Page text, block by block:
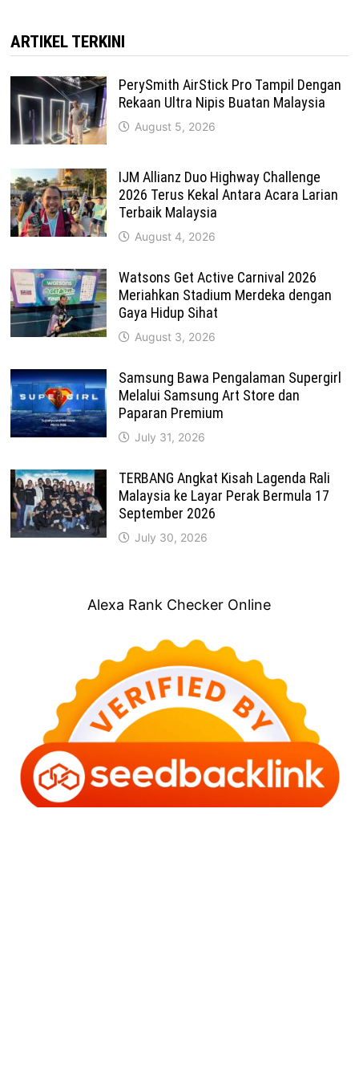
ARTIKEL TERKINI
PerySmith AirStick Pro Tampil Dengan
Rekaan Ultra Nipis Buatan Malaysia
August 5, 2026
IJM Allianz Duo Highway Challenge
2026 Terus Kekal Antara Acara Larian
Terbaik Malaysia
August 4, 2026
Watsons Get Active Carnival 2026
Meriahkan Stadium Merdeka dengan
Gaya Hidup Sihat
August 3, 2026
Samsung Bawa Pengalaman Supergirl
Melalui Samsung Art Store dan
Paparan Premium
July 31, 2026
TERBANG Angkat Kisah Lagenda Rali
Malaysia ke Layar Perak Bermula 17
September 2026
July 30, 2026
Alexa Rank Checker Online